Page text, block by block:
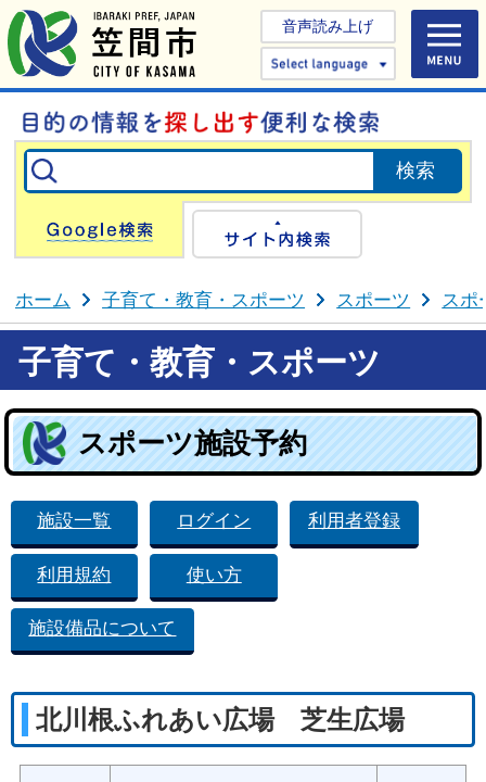
音声読み上げ
Select
Google検索
ホーム 子育て・教育・スポーツ スポーツ スポ
子育て・教育・スポーツ
スポーツ施設予約
施設一覧 ログイン 利用者登録
利用規約 使い方
施設備品について
北川根ふれあい広場 芝生広場